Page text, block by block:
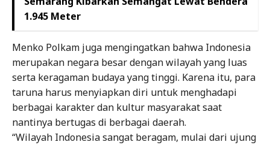
1.945 Meter
Menko Polkam juga mengingatkan bahwa Indonesia
merupakan negara besar dengan wilayah yang luas
serta keragaman budaya yang tinggi. Karena itu, para
taruna harus menyiapkan diri untuk menghadapi
berbagai karakter dan kultur masyarakat saat
nantinya bertugas di berbagai daerah.
“Wilayah Indonesia sangat beragam, mulai dari ujung